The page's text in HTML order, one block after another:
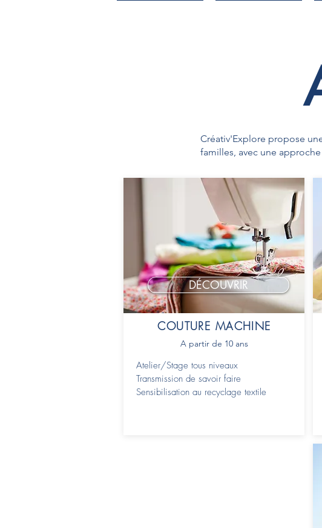
Créativ'Explore propose
familles, avec une
DÉCOUVRIR
COUTURE MACHINE
A partir de 10 ans
Atelier/Stage tous niveaux
Transmission de savoir faire
Sensibilisation au recyclage textile